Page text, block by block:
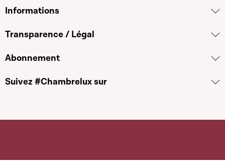
Informations
Transparence / Légal
Abonnement
Suivez #Chambrelux sur